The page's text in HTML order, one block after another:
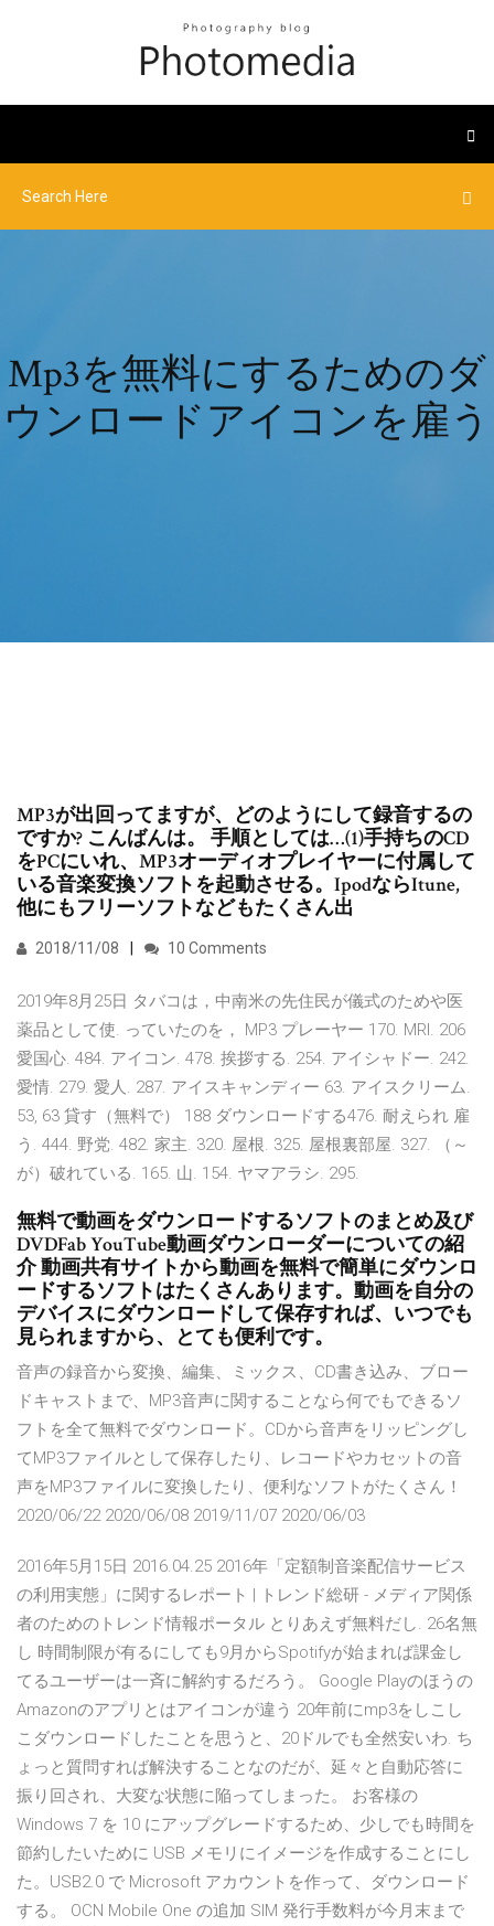
Mp3を無料にするためのダ
ウンロードアイコンを雇う
MP3が出回ってますが、どのようにして録音するの
ですか? こんばんは。 手順としては…(1)手持ちのCD
をPCにいれ、MP3オーディオプレイヤーに付属して
いる音楽変換ソフトを起動させる。IpodならItune,
他にもフリーソフトなどもたくさん出
2018/11/08 10 Comments
2019年8月25日 タバコは，中南米の先住民が儀式のためや医
薬品として使. っていたのを， MP3 プレーヤー 170. MRI. 206
愛国心. 484. アイコン. 478. 挨拶する. 254. アイシャドー. 242.
愛情. 279. 愛人. 287. アイスキャンディー 63. アイスクリーム.
53, 63 貸す（無料で） 188 ダウンロードする476. 耐えられ 雇
う. 444. 野党. 482. 家主. 320. 屋根. 325. 屋根裏部屋. 327. （～
が）破れている. 165. 山. 154. ヤマアラシ. 295.
無料で動画をダウンロードするソフトのまとめ及び
DVDFab YouTube動画ダウンローダーについての紹
介 動画共有サイトから動画を無料で簡単にダウンロ
ードするソフトはたくさんあります。動画を自分の
デバイスにダウンロードして保存すれば、いつでも
見られますから、とても便利です。
音声の録音から変換、編集、ミックス、CD書き込み、ブロー
ドキャストまで、MP3音声に関することなら何でもできるソ
フトを全て無料でダウンロード。CDから音声をリッピングし
てMP3ファイルとして保存したり、レコードやカセットの音
声をMP3ファイルに変換したり、便利なソフトがたくさん！
2020/06/22 2020/06/08 2019/11/07 2020/06/03
2016年5月15日 2016.04.25 2016年「定額制音楽配信サービス
の利用実態」に関するレポート | トレンド総研 - メディア関係
者のためのトレンド情報ポータル とりあえず無料だし. 26名無
し 時間制限が有るにしても9月からSpotifyが始まれば課金し
てるユーザーは一斉に解約するだろう。 Google Playのほうの
Amazonのアプリとはアイコンが違う 20年前にmp3をしこし
こダウンロードしたことを思うと、20ドルでも全然安いわ. ち
ょっと質問すれば解決することなのだが、延々と自動応答に
振り回され、大変な状態に陥ってしまった。 お客様の
Windows 7 を 10 にアップグレードするため、少しでも時間を
節約したいために USB メモリにイメージを作成することにし
た。USB2.0 で Microsoft アカウントを作って、ダウンロード
する。 OCN Mobile One の追加 SIM 発行手数料が今月末まで